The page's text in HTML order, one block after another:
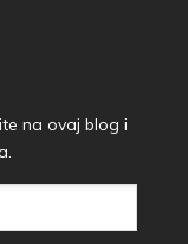
na ovaj blog i